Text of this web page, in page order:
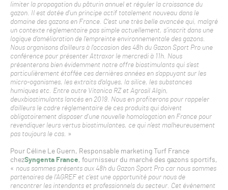
limiter la propagation du pâturin annuel et réguler la croissance du
gazon. Il est dotée d’un principe actif totalement nouveau dans le
domaine des gazons en France. C’est une très belle avancée qui, malgré
un contexte réglementaire pas simple actuellement, s’inscrit dans une
logique d’amélioration de l’empreinte environnementale des gazons.
Nous organisons d’ailleurs à l’occasion des 48h du Gazon Sport Pro une
conférence pour présenter Attraxor le mercredi à 11h. Nous
présenterons bien évidemment notre offre biostimulants qui s’est
particulièrement étoffée ces dernières années en s’appuyant sur les
micro-oganismes, les extraits d’algues, la silice, les substances
humiques etc. Entre autre Vitanica RZ et Agrosil Algin,
deuxbiostimulants lancés en 2019. Nous en profiterons pour rappeler
d’ailleurs le cadre réglementaire de ces produits qui doivent
obligatoirement disposer d’une nouvelle homologation en France pour
revendiquer leurs vertus biostimulantes, ce qui n’est malheureusement
pas toujours le cas. »
Pour Céline Le Guern, Responsable marketing Turf France
chezSyngenta France, fournisseur du marché des gazons sportifs,
« nous sommes présents aux 48h du Gazon Sport Pro car nous sommes
partenaires de l’AGREF et c’est une opportunité pour nous de
rencontrer les intendants et professionnels du secteur. Cet événement